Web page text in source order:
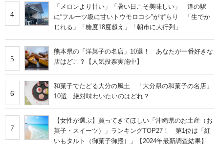
4
「メロンより甘い」「暑い日こそ美味しい」 道の駅
に“フルーツ級に甘いトウモロコシ”がずらり 「生でか
じれる」「糖度18度超え」「朝市に大行列」
5
熊本県の「洋菓子の名店」10選！ あなたが一番好きな
店はどこ？【人気投票実施中】
6
和菓子でたどる大分の風土 「大分県の和菓子の名店」
10選 絶対味わいたいのはどれ？
7
【女性が選ぶ】買ってきてほしい「沖縄県のお土産（お
菓子・スイーツ）」ランキングTOP27！ 第1位は「紅
いもタルト（御菓子御殿）」【2024年最新調査結果】